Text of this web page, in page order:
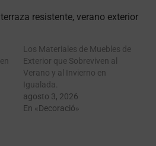
resistente, verano exterior
Los Materiales de Muebles de
Exterior que Sobreviven al
Verano y al Invierno en
Igualada.
agosto 3, 2026
En «Decoració»